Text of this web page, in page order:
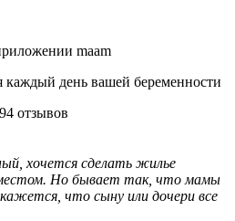
maam
каждый день вашей беременности
отзывов
хочется сделать жилье
Но бывает так, что мамы
что сыну или дочери все